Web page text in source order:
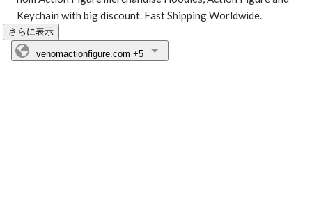
Keychain with big discount. Fast Shipping Worldwide.
さらに表示
venomactionfigure.com +5